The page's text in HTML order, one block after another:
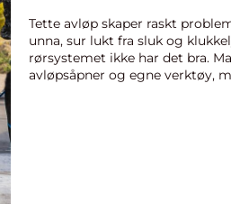
Tette avløp skaper raskt
unna, sur lukt fra sluk og
rørsystemet ikke har det bra.
avløpsåpner og egne verktøy,